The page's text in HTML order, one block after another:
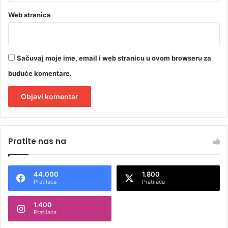
)
Web stranica
Sačuvaj moje ime, email i web stranicu u ovom browseru za
buduće komentare.
t
n
t
Pratite nas na
44.000
Pratilaca
1.800
Pratilaca
1.400
Pratilaca